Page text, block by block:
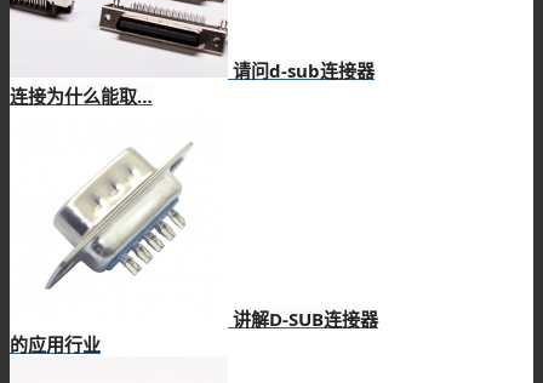
请问d-sub连接器
连接为什么能取…
讲解D-SUB连接器
的应用行业